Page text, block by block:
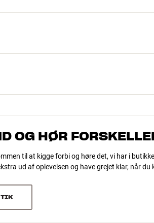
OG HØR
til at kigge forbi og høre det, vi har i
ud af oplevelsen og have grejet klar, når du